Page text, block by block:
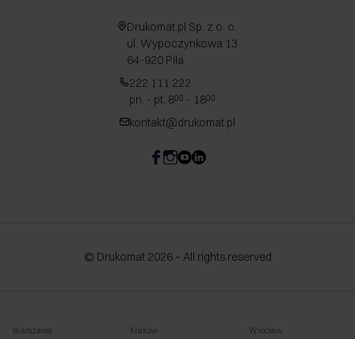
Drukomat.pl Sp. z o. o.
ul. Wypoczynkowa 13
64-920 Piła
222 111 222
pn. - pt. 800 - 1800
kontakt@drukomat.pl
© Drukomat 2026 – All rights reserved
Warszawa Kraków Wrocław